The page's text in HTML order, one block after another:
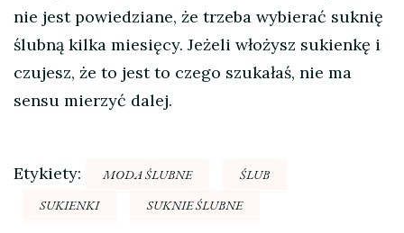
nie jest powiedziane, że trzeba wybierać suknię
ślubną kilka miesięcy. Jeżeli włożysz sukienkę i
czujesz, że to jest to czego szukałaś, nie ma
sensu mierzyć dalej.
Etykiety: MODA ŚLUBNE
ŚLUB
SUKIENKI
SUKNIE ŚLUBNE